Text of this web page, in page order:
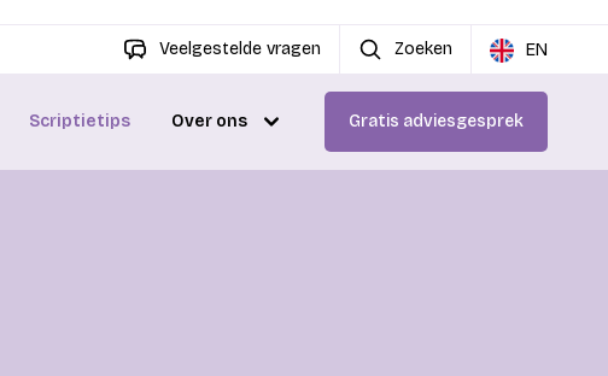
Veelgestelde vragen Zoeken EN
Scriptietips Over ons Gratis adviesgesprek